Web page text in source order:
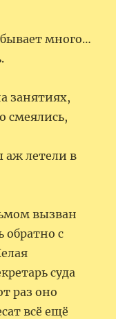
много…
занятиях,
смеялись,
аж летели в
вызван
обратно с
суда
раз оно
всё ещё